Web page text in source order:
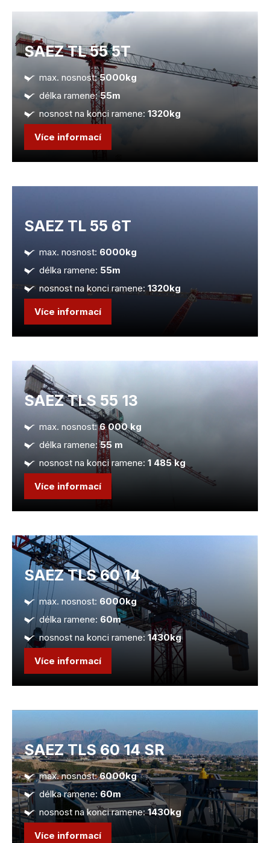
SAEZ TL 55 5T
max. nosnost:5000kg
délka ramene:55m
nosnost na konci ramene:1320kg
Více informací
SAEZ TL 55 6T
max. nosnost: 6000kg
délka ramene: 55m
nosnost na konci ramene: 1320kg
Více informací
SAEZ TLS 55 13
max. nosnost:6 000 kg
délka ramene:55 m
nosnost na konci ramene: 1 485 kg
Více informací
SAEZ TLS 60 14
max. nosnost: 6000kg
délka ramene: 60m
nosnost na konci ramene: 1430kg
Více informací
SAEZ TLS 60 14 SR
max. nosnost:6000kg
délka ramene:60m
nosnost na konci ramene:1430kg
Více informací